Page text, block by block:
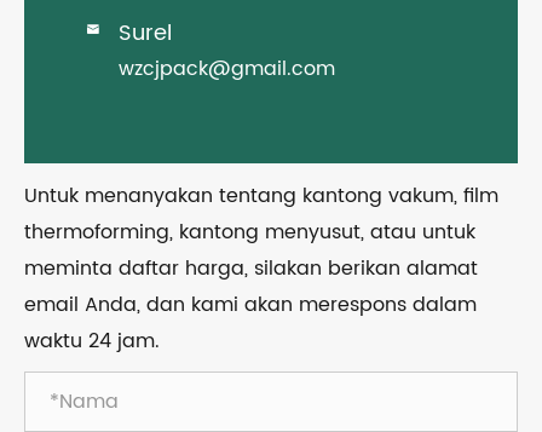
 Surel
wzcjpack@gmail.com
Untuk menanyakan tentang kantong vakum, film
thermoforming, kantong menyusut, atau untuk
meminta daftar harga, silakan berikan alamat
email Anda, dan kami akan merespons dalam
waktu 24 jam.